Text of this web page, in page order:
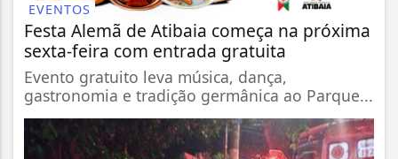
EVENTOS
Festa Alemã de Atibaia começa na próxima
sexta-feira com entrada gratuita
Evento gratuito leva música, dança,
gastronomia e tradição germânica ao Parque...